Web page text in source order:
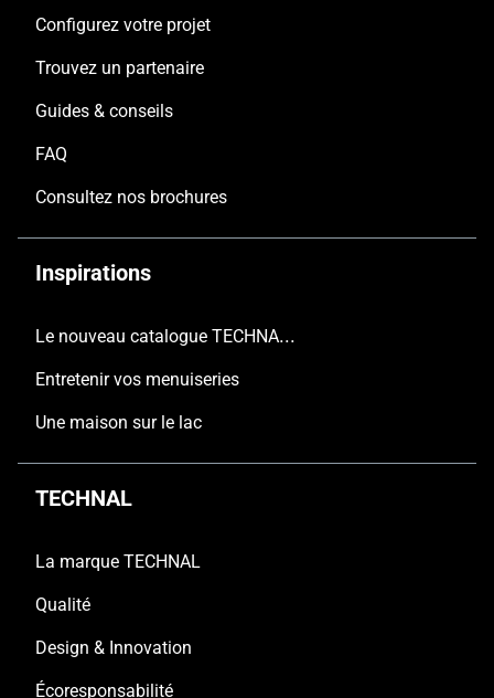
Configurez votre projet
Trouvez un partenaire
Guides & conseils
FAQ
Consultez nos brochures
Inspirations
Le nouveau catalogue TECHNAL est arrivé
Entretenir vos menuiseries
Une maison sur le lac
TECHNAL
La marque TECHNAL
Qualité
Design & Innovation
Écoresponsabilité